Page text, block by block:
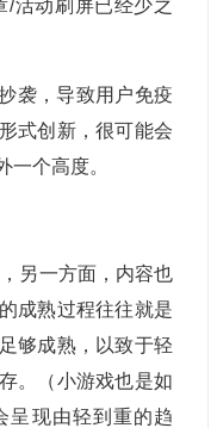
/活动刷屏已经少之
袭，导致用户免疫
式创新，很可能会
个高度。
另一方面，内容也
成熟过程往往就是
够成熟，以致于轻
。（小游戏也是如
呈现由轻到重的趋